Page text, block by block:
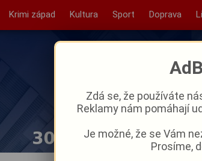
Krimi západ Kultura Sport Doprava
Zdá se, že používáte
Reklamy nám pomáhají
Je možné, že se Vám
Prosíme,